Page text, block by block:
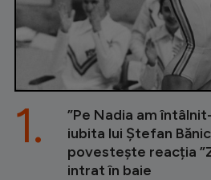
”Pe Nadia am
iubita lui Ștefan
povestește reacția
intrat în baie
1.